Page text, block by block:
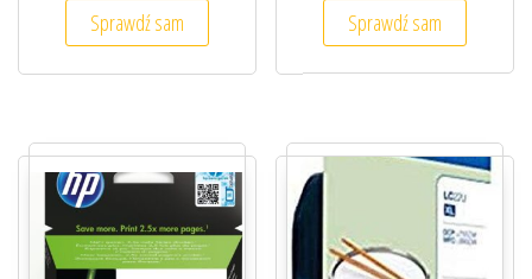
Sprawdź sam Sprawdź sam